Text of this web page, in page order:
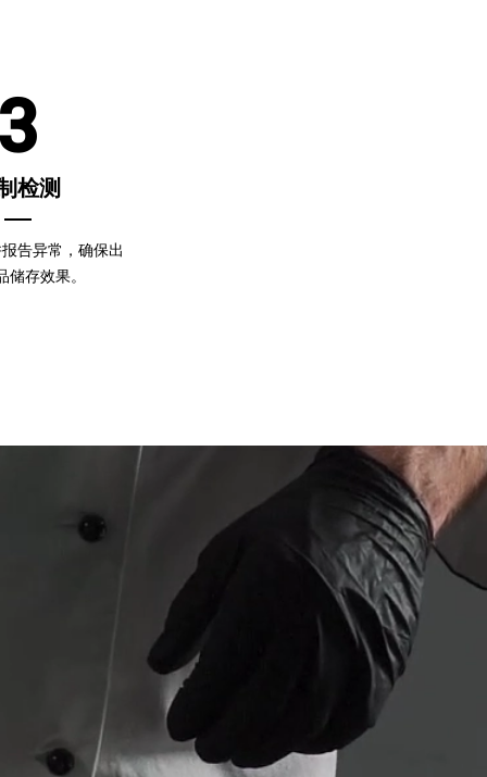
检测
告异常，确保出
储存效果。